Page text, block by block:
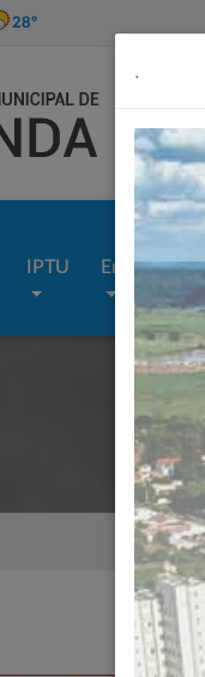
28º
IPTU Empresas
.